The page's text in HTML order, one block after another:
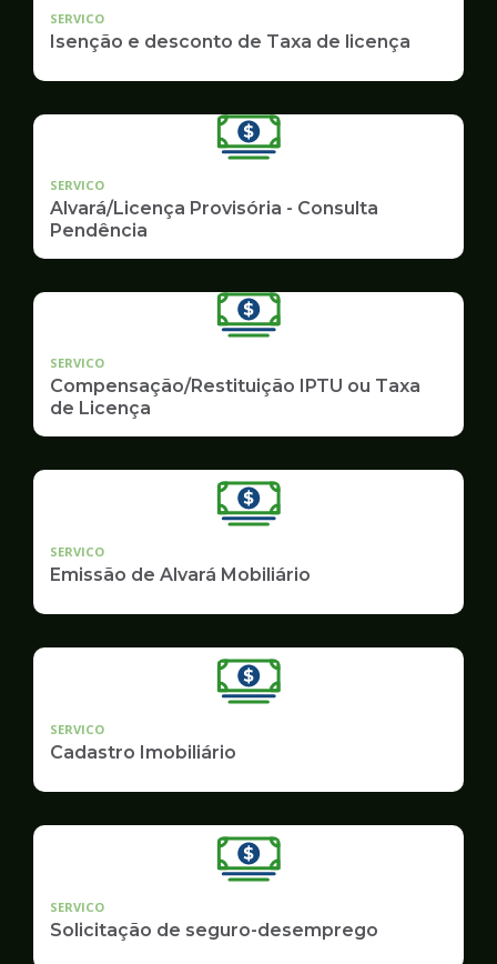
SERVICO
Isenção e desconto de Taxa de licença
SERVICO
Alvará/Licença Provisória - Consulta
Pendência
SERVICO
Compensação/Restituição IPTU ou Taxa
de Licença
SERVICO
Emissão de Alvará Mobiliário
SERVICO
Cadastro Imobiliário
SERVICO
Solicitação de seguro-desemprego